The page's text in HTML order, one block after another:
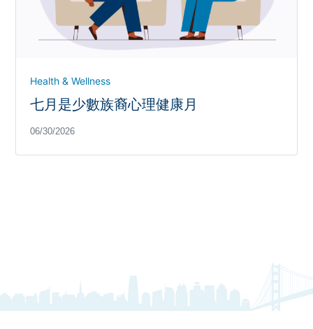
Health & Wellness
七月是少數族裔心理健康月
06/30/2026